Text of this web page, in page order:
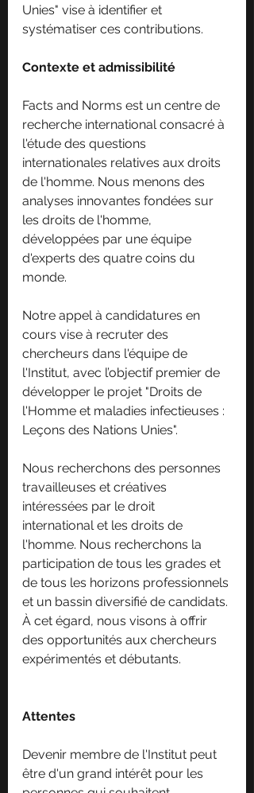
Unies" vise à identifier et
systématiser ces contributions.
Contexte et admissibilité
Facts and Norms est un centre de
recherche international consacré à
l'étude des questions
internationales relatives aux droits
de l'homme. Nous menons des
analyses innovantes fondées sur
les droits de l'homme,
développées par une équipe
d'experts des quatre coins du
monde.
Notre appel à candidatures en
cours vise à recruter des
chercheurs dans l'équipe de
l'Institut, avec l’objectif premier de
développer le projet "Droits de
l'Homme et maladies infectieuses :
Leçons des Nations Unies".
Nous recherchons des personnes
travailleuses et créatives
intéressées par le droit
international et les droits de
l'homme. Nous recherchons la
participation de tous les grades et
de tous les horizons professionnels
et un bassin diversifié de candidats.
À cet égard, nous visons à offrir
des opportunités aux chercheurs
expérimentés et débutants.
Attentes
Devenir membre de l'Institut peut
être d'un grand intérêt pour les